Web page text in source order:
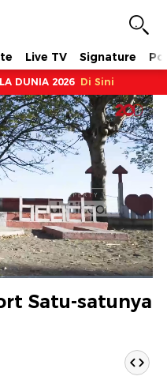
Live TV Signature
DUNIA 2026 Di Sini
Satu-satunya